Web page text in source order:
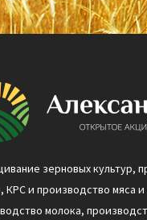
зерновых культур,
КРС и производство мяса
молока,